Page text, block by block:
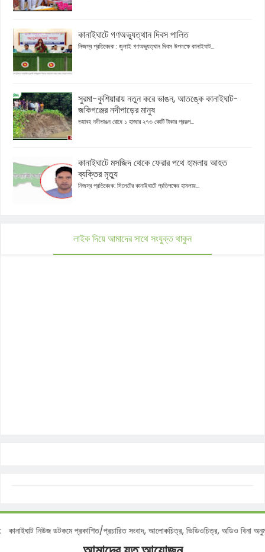
কানাইঘাটে গণঅভ্যুত্থান দিবস পালিত
নিজস্ব প্রতিবেদক : জুলাই গণঅভ্যুত্থান দিবস উপলক্ষে কানাইঘাট...
সুরমা-কুশিয়ারায় নতুন করে ভাঙন, আতঙ্কে কানাইঘাট-
জকিগঞ্জের নদীপাড়ের মানুষ
ভয়াবহ নদীভাঙন রোধে ১ হাজার ২৭৩ কোটি টাকার প্রকল্প...
কানাইঘাটে মসজিদ থেকে ফেরার পথে হামলায় আহত
ব্যক্তির মৃত্যু
নিজস্ব প্রতিবেদক: সিলেটের কানাইঘাটে প্রতিপক্ষের হামলায়...
লাইক দিয়ে আমাদের সাথে সংযুক্ত থাকুন
নোটিশ :কানাইঘাট নিউজ ডটকমে প্রকাশিত/প্রচারিত সংবাদ, আলোকচিত্র, ভিডিওচিত্র, অডিও